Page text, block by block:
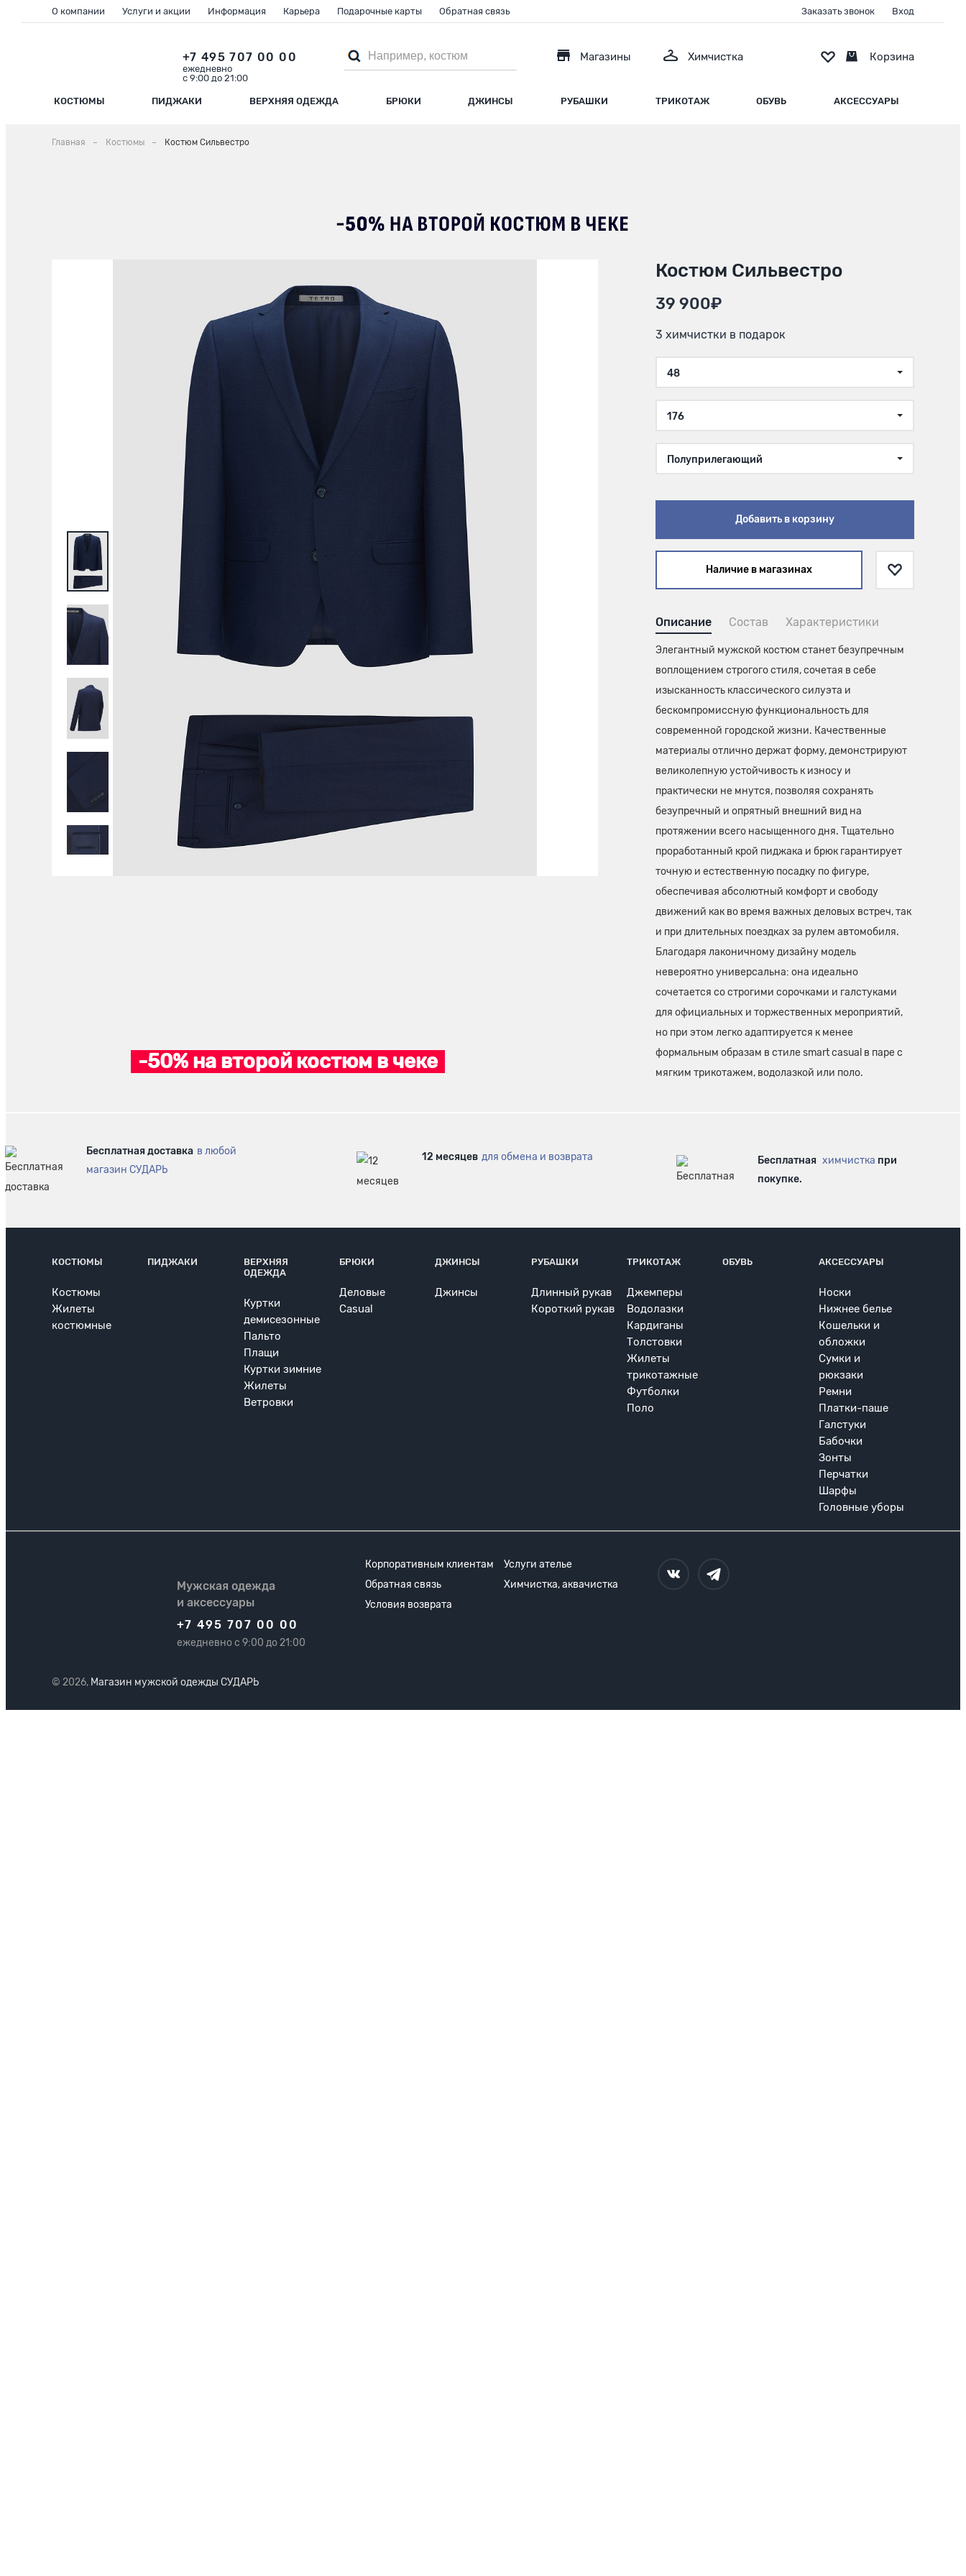
КОСТЮМЫ ПИДЖАКИ ВЕРХНЯЯ ОДЕЖДА БРЮКИ ДЖИНСЫ РУБАШКИ ТРИКОТАЖ ОБУВЬ АКСЕССУАРЫ
+7 495 707 00 00
ежедневно
с 9:00 до 21:00
Магазины Химчистка
О компании Услуги и акции Информация Карьера Подарочные карты Обратная связь Заказать звонок Вход
Корзина
Главная Костюмы Костюм Сильвестро
-50% на второй костюм в чеке
Костюм Сильвестро
39 900₽
3 химчистки в подарок
48
176
Полуприлегающий
Добавить в корзину
Наличие в магазинах
Описание Состав Характеристики
Элегантный мужской костюм станет безупречным
воплощением строгого стиля, сочетая в себе
изысканность классического силуэта и
бескомпромиссную функциональность для
современной городской жизни. Качественные
материалы отлично держат форму, демонстрируют
великолепную устойчивость к износу и
практически не мнутся, позволяя сохранять
безупречный и опрятный внешний вид на
протяжении всего насыщенного дня. Тщательно
проработанный крой пиджака и брюк гарантирует
точную и естественную посадку по фигуре,
обеспечивая абсолютный комфорт и свободу
движений как во время важных деловых встреч, так
и при длительных поездках за рулем автомобиля.
Благодаря лаконичному дизайну модель
невероятно универсальна: она идеально
сочетается со строгими сорочками и галстуками
для официальных и торжественных мероприятий,
но при этом легко адаптируется к менее
формальным образам в стиле smart casual в паре с
мягким трикотажем, водолазкой или поло.
Бесплатная доставка в любой
магазин СУДАРЬ
12 месяцев для обмена и возврата Бесплатная химчистка при
покупке.
КОСТЮМЫ
Костюмы
Жилеты
костюмные
ПИДЖАКИ
ВЕРХНЯЯ
ОДЕЖДА
Куртки
демисезонные
Пальто
Плащи
Куртки зимние
Жилеты
Ветровки
БРЮКИ
Деловые
Casual
ДЖИНСЫ
Джинсы
РУБАШКИ
Длинный рукав
Короткий рукав
ТРИКОТАЖ
Джемперы
Водолазки
Кардиганы
Толстовки
Жилеты
трикотажные
Футболки
Поло
ОБУВЬ АКСЕССУАРЫ
Носки
Нижнее белье
Кошельки и
обложки
Сумки и
рюкзаки
Ремни
Платки-паше
Галстуки
Бабочки
Зонты
Перчатки
Шарфы
Головные уборы
Мужская одежда
и аксессуары
+7 495 707 00 00
ежедневно с 9:00 до 21:00
Корпоративным клиентам
Услуги ателье
Обратная связь
Химчистка, аквачистка
Условия возврата
© 2026, Магазин мужской одежды СУДАРЬ